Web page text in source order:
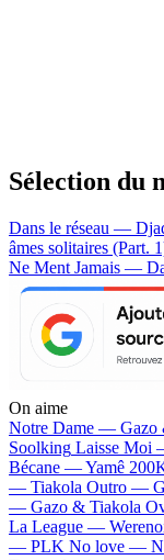
Sélection du
Dans le réseau —
âmes solitaires
Ne Ment Jamais —
On aime
Notre Dame — Gazo
Soolking Laisse Moi
Bécane —Yamê
— Tiakola Outro —
— Gazo & Tiakola
La League —
— PLK No love —